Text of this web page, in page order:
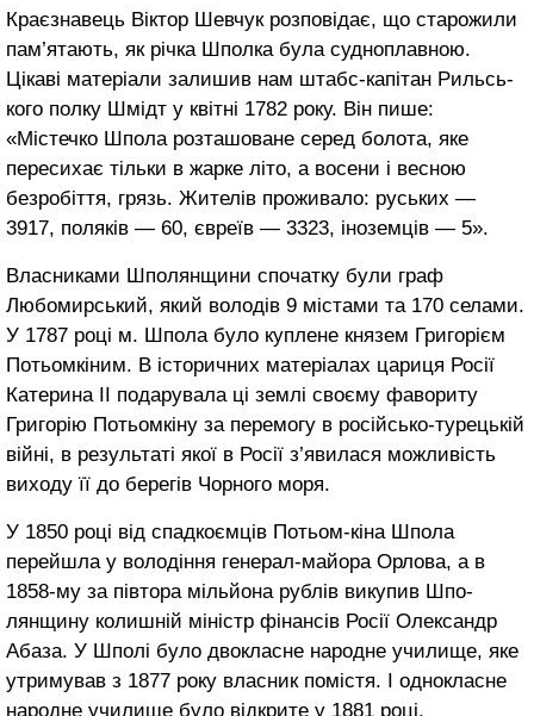
Краєзнавець Віктор Шевчук розповідає, що старожили
пам’ятають, як річка Шполка була судноплавною.
Цікаві матеріали залишив нам штабс-капітан Рильсь­
кого полку Шмідт у квітні 1782 року. Він пише:
«Містечко Шпола розташоване се­ред болота, яке
пересихає тільки в жарке літо, а восени і весною
безробіття, грязь. Жителів проживало: руських —
3917, поляків — 60, євреїв — 3323, іноземців — 5».
Власниками Шполянщини спочатку були граф
Любомирський, який володів 9 містами та 170 селами.
У 1787 році м. Шпола було куплене князем Григорієм
Потьомкіним. В історичних матеріалах цариця Росії
Катерина ІІ подарува­ла ці землі своєму фавориту
Григорію Потьомкіну за перемогу в російсько-турецькій
війні, в результаті якої в Росії з’явилася можливість
виходу її до берегів Чорного моря.
У 1850 році від спадкоємців Потьом-кіна Шпола
перейшла у володіння ге­нерал-майора Орлова, а в
1858-му за півтора мільйона рублів викупив Шпо­
лянщину колишній міністр фінансів Росії Олександр
Абаза. У Шполі було двокласне народне учи­лище, яке
утримував з 1877 року власник помістя. І однокласне
народне училище було відкрите у 1881 році.